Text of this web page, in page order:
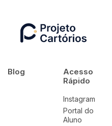
Blog
Acesso
Rápido
Instagram
Portal do
Aluno